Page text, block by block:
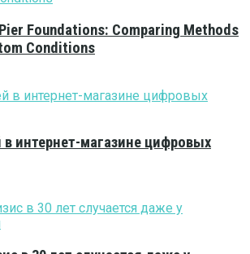
Foundations: Comparing Methods
Conditions
интернет-магазине цифровых